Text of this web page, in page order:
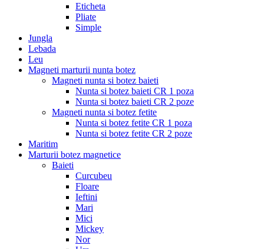
Eticheta
Pliate
Simple
Jungla
Lebada
Leu
Magneti marturii nunta botez
Magneti nunta si botez baieti
Nunta si botez baieti CR 1 poza
Nunta si botez baieti CR 2 poze
Magneti nunta si botez fetite
Nunta si botez fetite CR 1 poza
Nunta si botez fetite CR 2 poze
Maritim
Marturii botez magnetice
Baieti
Curcubeu
Floare
Ieftini
Mari
Mici
Mickey
Nor